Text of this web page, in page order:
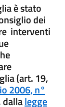
è stato
dei
interventi
(art. 19,
2006, n°
legge